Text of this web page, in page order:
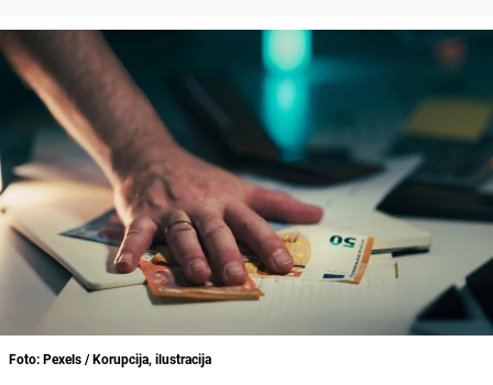
Foto: Pexels / Korupcija, ilustracija